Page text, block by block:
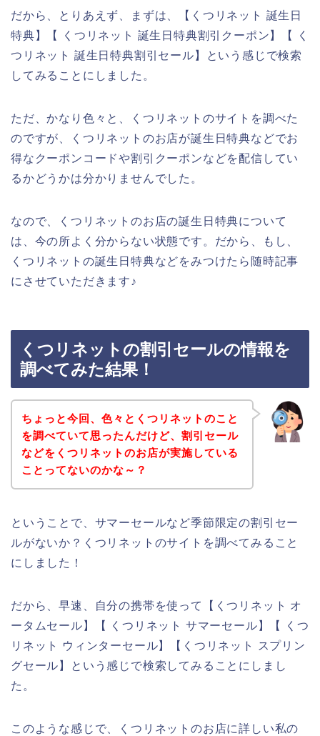
だから、とりあえず、まずは、【くつリネット 誕生日
特典】【 くつリネット 誕生日特典割引クーポン】【 く
つリネット 誕生日特典割引セール】という感じで検索
してみることにしました。
ただ、かなり色々と、くつリネットのサイトを調べた
のですが、くつリネットのお店が誕生日特典などでお
得なクーポンコードや割引クーポンなどを配信してい
るかどうかは分かりませんでした。
なので、くつリネットのお店の誕生日特典について
は、今の所よく分からない状態です。だから、もし、
くつリネットの誕生日特典などをみつけたら随時記事
にさせていただきます♪
くつリネットの割引セールの情報を
調べてみた結果！
ちょっと今回、色々とくつリネットのこと
を調べていて思ったんだけど、割引セール
などをくつリネットのお店が実施している
ことってないのかな～？
ということで、サマーセールなど季節限定の割引セー
ルがないか？くつリネットのサイトを調べてみること
にしました！
だから、早速、自分の携帯を使って【くつリネット オ
ータムセール】【 くつリネット サマーセール】【 くつ
リネット ウィンターセール】【くつリネット スプリン
グセール】という感じで検索してみることにしまし
た。
このような感じで、くつリネットのお店に詳しい私の